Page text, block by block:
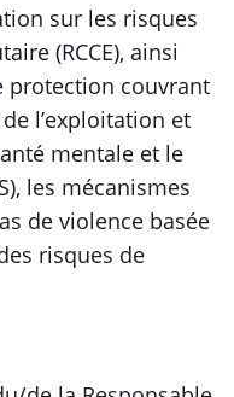
sur les risques
(RCCE), ainsi
protection couvrant
l’exploitation et
mentale et le
les mécanismes
de violence basée
risques de